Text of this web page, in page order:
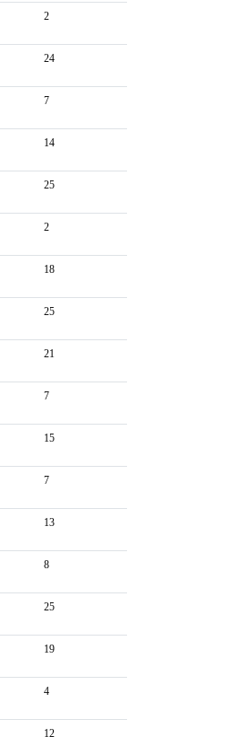
2
24
7
14
25
2
18
25
21
7
15
7
13
8
25
19
4
12